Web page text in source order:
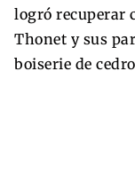
logró recuperar
Thonet y sus
boiserie de